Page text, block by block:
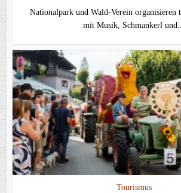
Nationalpark und Wald-Verein organisieren
mit Musik, Schmankerl und...
Tourismus